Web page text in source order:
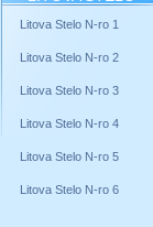
Litova Stelo N-ro 1
Litova Stelo N-ro 2
Litova Stelo N-ro 3
Litova Stelo N-ro 4
Litova Stelo N-ro 5
Litova Stelo N-ro 6